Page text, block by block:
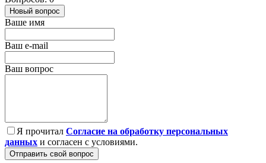
Новый вопрос
Ваше имя
Ваш e-mail
Ваш вопрос
Я прочитал Согласие на обработку персональных
данных и согласен с условиями.
Отправить свой вопрос